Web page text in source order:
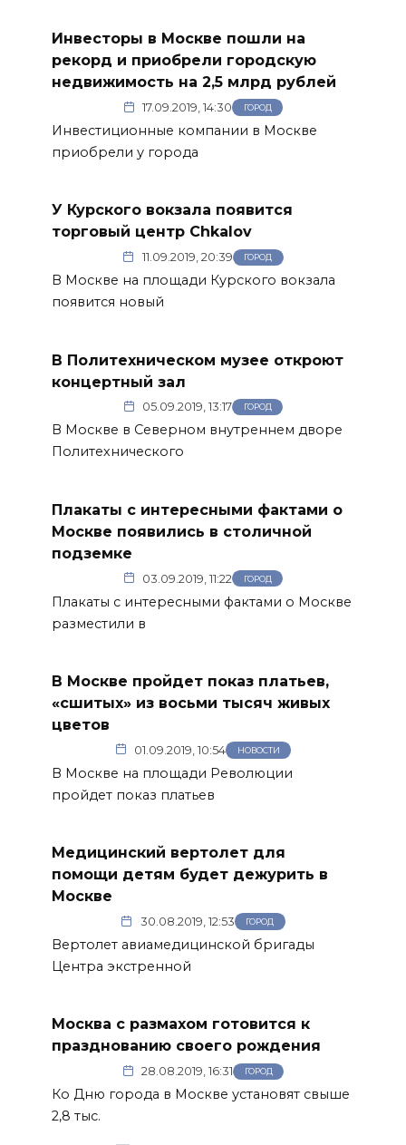
Инвесторы в Москве пошли на
рекорд и приобрели городскую
недвижимость на 2,5 млрд рублей
17.09.2019, 14:30 ГОРОД
Инвестиционные компании в Москве
приобрели у города
У Курского вокзала появится
торговый центр Chkalov
11.09.2019, 20:39 ГОРОД
В Москве на площади Курского вокзала
появится новый
В Политехническом музее откроют
концертный зал
05.09.2019, 13:17 ГОРОД
В Москве в Северном внутреннем дворе
Политехнического
Плакаты с интересными фактами о
Москве появились в столичной
подземке
03.09.2019, 11:22 ГОРОД
Плакаты с интересными фактами о Москве
разместили в
В Москве пройдет показ платьев,
«сшитых» из восьми тысяч живых
цветов
01.09.2019, 10:54 НОВОСТИ
В Москве на площади Революции
пройдет показ платьев
Медицинский вертолет для
помощи детям будет дежурить в
Москве
30.08.2019, 12:53 ГОРОД
Вертолет авиамедицинской бригады
Центра экстренной
Москва с размахом готовится к
празднованию своего рождения
28.08.2019, 16:31 ГОРОД
Ко Дню города в Москве установят свыше
2,8 тыс.